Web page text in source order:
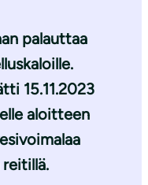
palauttaa
15.11.2023
aloitteen